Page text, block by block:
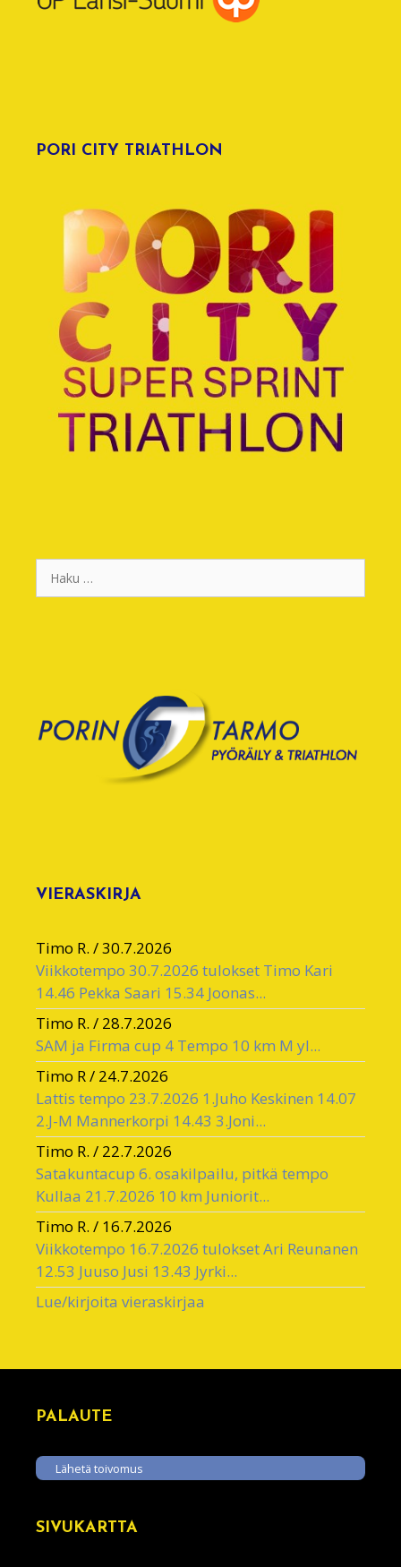
PORI CITY TRIATHLON
Haku:
VIERASKIRJA
Timo R. /30.7.2026
Viikkotempo 30.7.2026 tulokset Timo Kari
14.46 Pekka Saari 15.34 Joonas...
Timo R. / 28.7.2026
SAM ja Firma cup 4 Tempo 10 km M yl...
Timo R/ 24.7.2026
Lattis tempo 23.7.2026 1.Juho Keskinen 14.07
2.J-M Mannerkorpi 14.43 3.Joni...
Timo R. / 22.7.2026
Satakuntacup 6. osakilpailu, pitkä tempo
Kullaa 21.7.2026 10 km Juniorit...
Timo R. / 16.7.2026
Viikkotempo 16.7.2026 tulokset Ari Reunanen
12.53 Juuso Jusi 13.43 Jyrki...
Lue/kirjoita vieraskirjaa
PALAUTE
Lähetä toivomus
SIVUKARTTA